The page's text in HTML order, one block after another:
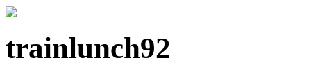
trainlunch92